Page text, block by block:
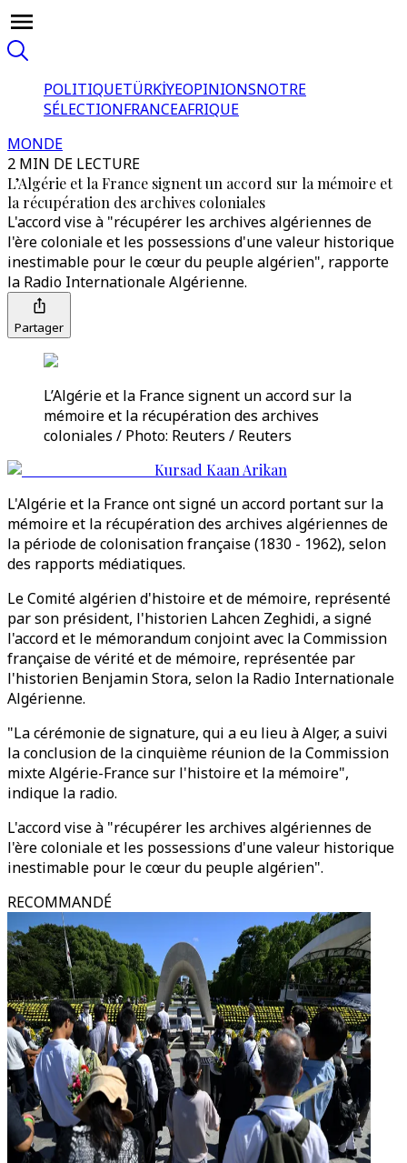
POLITIQUETÜRKİYEOPINIONSNOTRE
SÉLECTIONFRANCEAFRIQUE
MONDE
2 MIN DE LECTURE
L’Algérie et la France signent un accord sur la mémoire et
la récupération des archives coloniales
L'accord vise à "récupérer les archives algériennes de
l'ère coloniale et les possessions d'une valeur historique
inestimable pour le cœur du peuple algérien", rapporte
la Radio Internationale Algérienne.
Partager
L’Algérie et la France signent un accord sur la
mémoire et la récupération des archives
coloniales / Photo: Reuters / Reuters
Kursad Kaan Arikan
L'Algérie et la France ont signé un accord portant sur la
mémoire et la récupération des archives algériennes de
la période de colonisation française (1830 - 1962), selon
des rapports médiatiques.
Le Comité algérien d'histoire et de mémoire, représenté
par son président, l'historien Lahcen Zeghidi, a signé
l'accord et le mémorandum conjoint avec la Commission
française de vérité et de mémoire, représentée par
l'historien Benjamin Stora, selon la Radio Internationale
Algérienne.
"La cérémonie de signature, qui a eu lieu à Alger, a suivi
la conclusion de la cinquième réunion de la Commission
mixte Algérie-France sur l'histoire et la mémoire",
indique la radio.
L'accord vise à "récupérer les archives algériennes de
l'ère coloniale et les possessions d'une valeur historique
inestimable pour le cœur du peuple algérien".
RECOMMANDÉ